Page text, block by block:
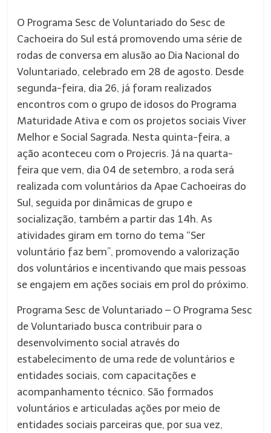
O Programa Sesc de Voluntariado do Sesc de
Cachoeira do Sul está promovendo uma série de
rodas de conversa em alusão ao Dia Nacional do
Voluntariado, celebrado em 28 de agosto. Desde
segunda-feira, dia 26, já foram realizados
encontros com o grupo de idosos do Programa
Maturidade Ativa e com os projetos sociais Viver
Melhor e Social Sagrada. Nesta quinta-feira, a
ação aconteceu com o Projecris. Já na quarta-
feira que vem, dia 04 de setembro, a roda será
realizada com voluntários da Apae Cachoeiras do
Sul, seguida por dinâmicas de grupo e
socialização, também a partir das 14h. As
atividades giram em torno do tema “Ser
voluntário faz bem”, promovendo a valorização
dos voluntários e incentivando que mais pessoas
se engajem em ações sociais em prol do próximo.
Programa Sesc de Voluntariado – O Programa Sesc
de Voluntariado busca contribuir para o
desenvolvimento social através do
estabelecimento de uma rede de voluntários e
entidades sociais, com capacitações e
acompanhamento técnico. São formados
voluntários e articuladas ações por meio de
entidades sociais parceiras que, por sua vez,